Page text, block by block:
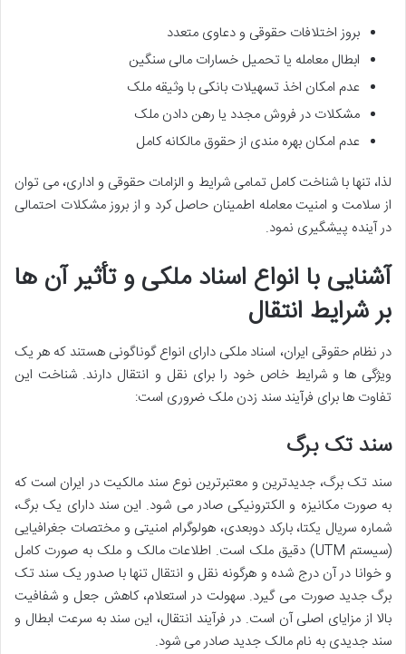
بروز اختلافات حقوقی و دعاوی متعدد
ابطال معامله یا تحمیل خسارات مالی سنگین
عدم امکان اخذ تسهیلات بانکی با وثیقه ملک
مشکلات در فروش مجدد یا رهن دادن ملک
عدم امکان بهره مندی از حقوق مالکانه کامل
لذا، تنها با شناخت کامل تمامی شرایط و الزامات حقوقی و اداری، می توان
از سلامت و امنیت معامله اطمینان حاصل کرد و از بروز مشکلات احتمالی
در آینده پیشگیری نمود.
آشنایی با انواع اسناد ملکی و تأثیر آن ها
بر شرایط انتقال
در نظام حقوقی ایران، اسناد ملکی دارای انواع گوناگونی هستند که هر یک
ویژگی ها و شرایط خاص خود را برای نقل و انتقال دارند. شناخت این
تفاوت ها برای فرآیند سند زدن ملک ضروری است:
سند تک برگ
سند تک برگ، جدیدترین و معتبرترین نوع سند مالکیت در ایران است که
به صورت مکانیزه و الکترونیکی صادر می شود. این سند دارای یک برگ،
شماره سریال یکتا، بارکد دوبعدی، هولوگرام امنیتی و مختصات جغرافیایی
(سیستم UTM) دقیق ملک است. اطلاعات مالک و ملک به صورت کامل
و خوانا در آن درج شده و هرگونه نقل و انتقال تنها با صدور یک سند تک
برگ جدید صورت می گیرد. سهولت در استعلام، کاهش جعل و شفافیت
بالا از مزایای اصلی آن است. در فرآیند انتقال، این سند به سرعت ابطال و
سند جدیدی به نام مالک جدید صادر می شود.